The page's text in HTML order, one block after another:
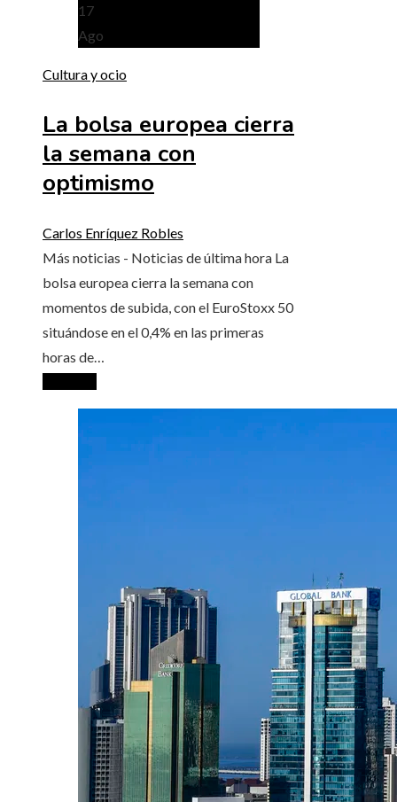
17
Ago
Cultura y ocio
La bolsa europea cierra
la semana con
optimismo
Carlos Enríquez Robles
Más noticias - Noticias de última hora La
bolsa europea cierra la semana con
momentos de subida, con el EuroStoxx 50
situándose en el 0,4% en las primeras
horas de…